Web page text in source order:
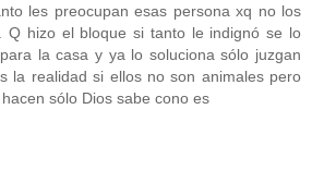
les preocupan esas persona xq no los
Q hizo el bloque si tanto le indignó se lo
la casa y ya lo soluciona sólo juzgan
la realidad si ellos no son animales pero
sólo Dios sabe cono es